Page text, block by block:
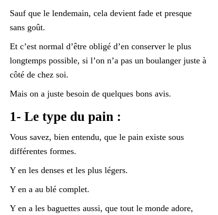
Sauf que le lendemain, cela devient fade et presque
sans goût.
Et c’est normal d’être obligé d’en conserver le plus
longtemps possible, si l’on n’a pas un boulanger juste à
côté de chez soi.
Mais on a juste besoin de quelques bons avis.
1- Le type du pain :
Vous savez, bien entendu, que le pain existe sous
différentes formes.
Y en les denses et les plus légers.
Y en a au blé complet.
Y en a les baguettes aussi, que tout le monde adore,